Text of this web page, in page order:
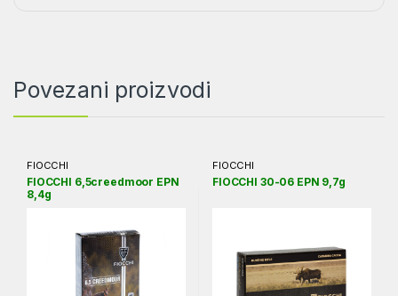
Povezani proizvodi
FIOCCHI
FIOCCHI 6,5creedmoor EPN
8,4g
FIOCCHI
FIOCCHI 30-06 EPN 9,7g